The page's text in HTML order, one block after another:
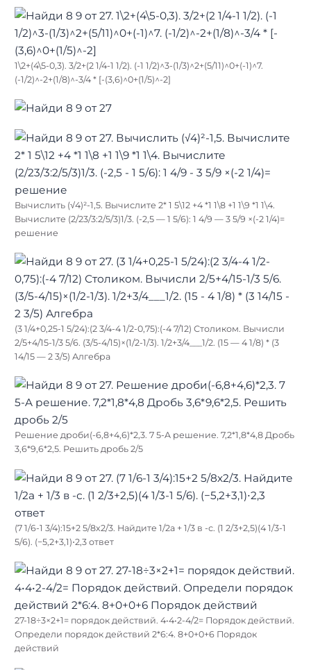
1\2+(4\5-0,3). 3/2+(2 1/4-1 1/2). (-1 1/2)^3-(1/3)^2+(5/11)^0+(-1)^7.
(-1/2)^-2+(1/8)^-3/4 * [-(3,6)^0+(1/5)^-2]
Вычислить (√4)²-1,5. Вычислите 2* 1 5\12 +4 *1 1\8 +1 1\9 *1 1\4.
Вычислите (2/23/3:2/5/3)1/3. (-2,5 — 1 5/6): 1 4/9 — 3 5/9 ×(-2 1/4)=
решение
(3 1/4+0,25-1 5/24):(2 3/4-4 1/2-0,75):(-4 7/12) Столиком. Вычисли
2/5+4/15-1/3 5/6. (3/5-4/15)×(1/2-1/3). 1/2+3/4___1/2. (15 — 4 1/8) * (3
14/15 — 2 3/5) Алгебра
Решение дроби(-6,8+4,6)*2,3. 7 5-A решение. 7,2*1,8*4,8 Дробь
3,6*9,6*2,5. Решить дробь 2/5
(7 1/6-1 3/4):15+2 5/8х2/3. Найдите 1/2а + 1/3 в -с. (1 2/3+2,5)(4 1/3-1
5/6). (−5,2+3,1)⋅2,3 ответ
27-18÷3×2+1= порядок действий. 4•4•2-4/2= Порядок действий.
Определи порядок действий 2*6:4. 8+0+0+6 Порядок
действий